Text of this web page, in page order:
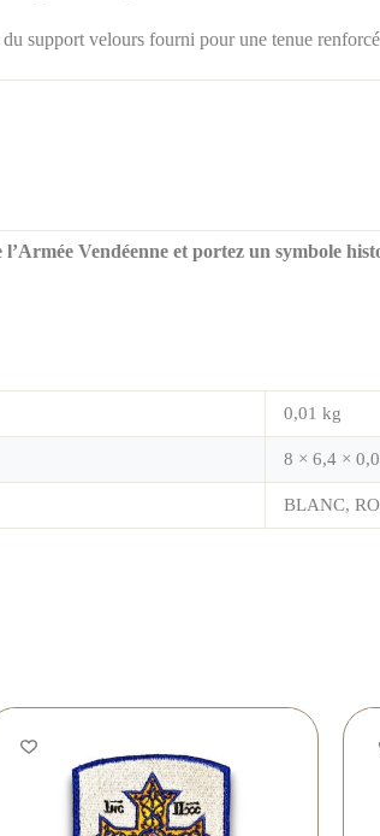
du support velours fourni pour une tenue
Vendéenne et portez un symbole
0,01 kg
8 × 6,4 ×
BLANC,